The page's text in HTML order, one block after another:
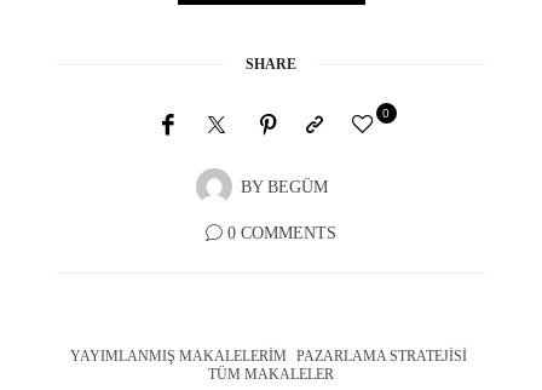
SHARE
BY BEGÜM
0
0 COMMENTS
YAYIMLANMIŞ MAKALELERIM
PAZARLAMA STRATEJISI
TÜM MAKALELER